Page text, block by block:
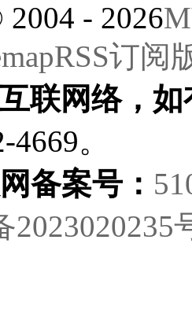
- 2026
RSS订阅
联网络，
。
备案号：
2023020235